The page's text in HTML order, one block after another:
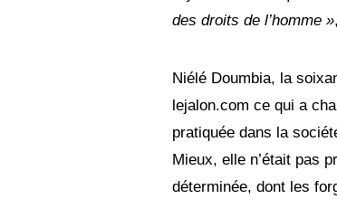
des droits de l’homme »
Niélé Doumbia, la
lejalon.com ce qui a
pratiquée dans la
Mieux, elle n’était pas
déterminée, dont les